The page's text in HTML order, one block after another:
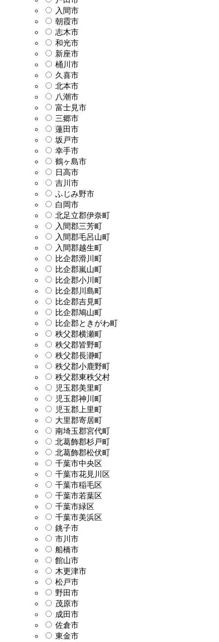
入間市
朝霞市
志木市
和光市
新座市
桶川市
久喜市
北本市
八潮市
富士見市
三郷市
蓮田市
坂戸市
幸手市
鶴ヶ島市
日高市
吉川市
ふじみ野市
白岡市
北足立郡伊奈町
入間郡三芳町
入間郡毛呂山町
入間郡越生町
比企郡滑川町
比企郡嵐山町
比企郡小川町
比企郡川島町
比企郡吉見町
比企郡鳩山町
比企郡ときがわ町
秩父郡横瀬町
秩父郡皆野町
秩父郡長瀞町
秩父郡小鹿野町
秩父郡東秩父村
児玉郡美里町
児玉郡神川町
児玉郡上里町
大里郡寄居町
南埼玉郡宮代町
北葛飾郡杉戸町
北葛飾郡松伏町
千葉市中央区
千葉市花見川区
千葉市稲毛区
千葉市若葉区
千葉市緑区
千葉市美浜区
銚子市
市川市
船橋市
館山市
木更津市
松戸市
野田市
茂原市
成田市
佐倉市
東金市